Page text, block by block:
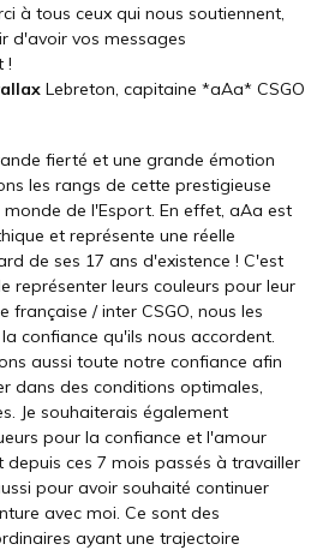
à tous ceux qui nous soutiennent,
d'avoir vos messages
!
Lebreton, capitaine *aAa* CSGO
fierté et une grande émotion
les rangs de cette prestigieuse
de l'Esport. En effet, aAa est
et représente une réelle
de ses 17 ans d'existence ! C'est
représenter leurs couleurs pour leur
française / inter CSGO, nous les
confiance qu'ils nous accordent.
aussi toute notre confiance afin
dans des conditions optimales,
Je souhaiterais également
pour la confiance et l'amour
depuis ces 7 mois passés à travailler
pour avoir souhaité continuer
avec moi. Ce sont des
ayant une trajectoire